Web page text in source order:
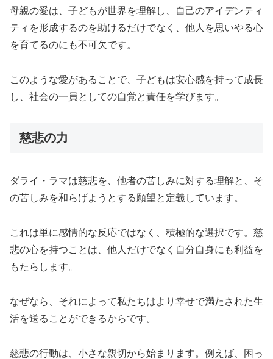
母親の愛は、子どもが世界を理解し、自己のアイデンティ
ティを形成するのを助けるだけでなく、他人を思いやる心
を育てるのにも不可欠です。
このような愛があることで、子どもは安心感を持って成長
し、社会の一員としての自覚と責任を学びます。
慈悲の力
ダライ・ラマは慈悲を、他者の苦しみに対する理解と、そ
の苦しみを和らげようとする願望と定義しています。
これは単に感情的な反応ではなく、積極的な選択です。慈
悲の心を持つことは、他人だけでなく自分自身にも利益を
もたらします。
なぜなら、それによって私たちはより幸せで満たされた生
活を送ることができるからです。
慈悲の行動は、小さな親切から始まります。例えば、困っ